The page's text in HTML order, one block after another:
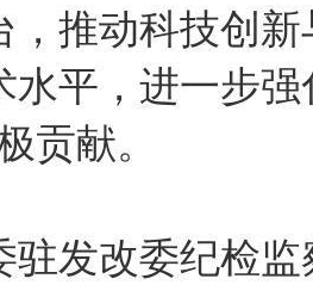
，推动科技创
水平，进一步
贡献。
改委纪检监